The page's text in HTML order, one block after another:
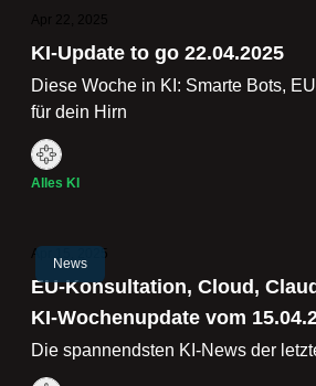
Apr 22, 2025
KI-Update to go 22.04.2025
Diese Woche in KI: Smarte Bots,
für dein Hirn
Alles KI
News
Apr 15, 2025
EU-Konsultation, Cloud,
KI-Wochenupdate vom
Die spannendsten KI-News der